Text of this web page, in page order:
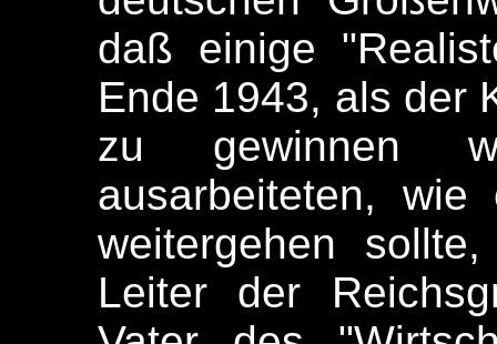
daß einige
Ende 1943, als der
zu gewinnen
ausarbeiteten,
weitergehen
Leiter der